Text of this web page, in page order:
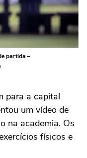
partida –
para a capital
um vídeo de
na academia. Os
físicos e